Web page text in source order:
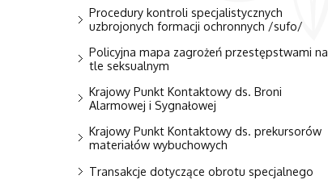
Procedury kontroli specjalistycznych
uzbrojonych formacji ochronnych /sufo/
Policyjna mapa zagrożeń przestępstwami na
tle seksualnym
Krajowy Punkt Kontaktowy ds. Broni
Alarmowej i Sygnałowej
Krajowy Punkt Kontaktowy ds. prekursorów
materiałów wybuchowych
Transakcje dotyczące obrotu specjalnego